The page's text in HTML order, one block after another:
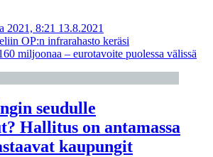
2021, 8:21 13.8.2021
OP:n infrarahasto keräsi
miljoonaa – eurotavoite puolessa välissä
seudulle
Hallitus on antamassa
kaupungit